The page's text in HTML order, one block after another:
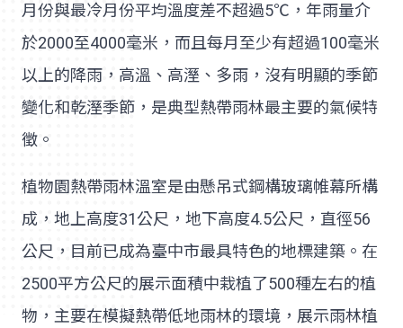
月份與最冷月份平均溫度差不超過5℃，年雨量介
於2000至4000毫米，而且每月至少有超過100毫米
以上的降雨，高溫、高溼、多雨，沒有明顯的季節
變化和乾溼季節，是典型熱帶雨林最主要的氣候特
徵。
植物園熱帶雨林溫室是由懸吊式鋼構玻璃帷幕所構
成，地上高度31公尺，地下高度4.5公尺，直徑56
公尺，目前已成為臺中市最具特色的地標建築。在
2500平方公尺的展示面積中栽植了500種左右的植
物，主要在模擬熱帶低地雨林的環境，展示雨林植